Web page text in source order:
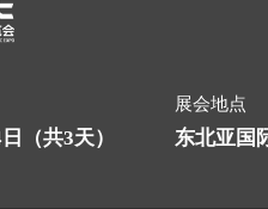
（共3天）
展会地点
东北亚国